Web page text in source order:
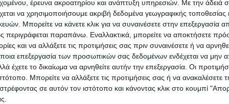
έρευνα ακροατηρίου και ανάπτυξη υπηρεσιών. Με την άδειά
να χρησιμοποιήσουμε ακριβή δεδομένα γεωγραφικής τοποθεσίας
Μπορείτε να κάνετε κλικ για να συναινέσετε στην επεξεργασία
περιγράφεται παραπάνω. Εναλλακτικά, μπορείτε να αποκτήσετε
και να αλλάξετε τις προτιμήσεις σας πριν συναινέσετε ή να
επεξεργασία των προσωπικών σας δεδομένων ενδέχεται να μην
έχετε το δικαίωμα να αρνηθείτε αυτήν την επεξεργασία. Οι
Μπορείτε να αλλάξετε τις προτιμήσεις σας ή να ανακαλέσετε
σε αυτόν τον ιστότοπο και κάνοντας κλικ στο κουμπί
κορμός παιδιών και κυρίως Ελλήνων.
και ο Νίκος Παπανικολόπουλος με τον οποίο
παραμένουν για τέταρτη συνεχόμενη χρονιά,
όπλο στην ταυτότητα της ομάδας, να
μας»
στη συμμετοχή της ομάδας στο σούπερ